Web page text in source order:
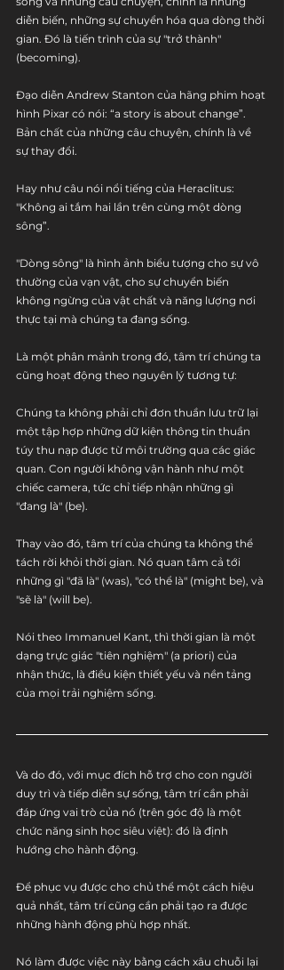
diễn biến, những sự chuyển hóa qua dòng thời
gian. Đó là tiến trình của sự "trở thành"
(becoming).
Đạo diễn Andrew Stanton của hãng phim hoạt
hình Pixar có nói: “a story is about change”.
Bản chất của những câu chuyện, chính là về
sự thay đổi.
Hay như câu nói nổi tiếng của Heraclitus:
"Không ai tắm hai lần trên cùng một dòng
sông”.
"Dòng sông" là hình ảnh biểu tượng cho sự vô
thường của vạn vật, cho sự chuyển biến
không ngừng của vật chất và năng lượng nơi
thực tại mà chúng ta đang sống.
Là một phân mảnh trong đó, tâm trí chúng ta
cũng hoạt động theo nguyên lý tương tự:
Chúng ta không phải chỉ đơn thuần lưu trữ lại
một tập hợp những dữ kiện thông tin thuần
túy thu nạp được từ môi trường qua các giác
quan. Con người không vận hành như một
chiếc camera, tức chỉ tiếp nhận những gì
"đang là" (be).
Thay vào đó, tâm trí của chúng ta không thể
tách rời khỏi thời gian. Nó quan tâm cả tới
những gì "đã là" (was), "có thể là" (might be), và
"sẽ là" (will be).
Nói theo Immanuel Kant, thì thời gian là một
dạng trực giác "tiên nghiệm" (a priori) của
nhận thức, là điều kiện thiết yếu và nền tảng
của mọi trải nghiệm sống.
Và do đó, với mục đích hỗ trợ cho con người
duy trì và tiếp diễn sự sống, tâm trí cần phải
đáp ứng vai trò của nó (trên góc độ là một
chức năng sinh học siêu việt): đó là định
hướng cho hành động.
Để phục vụ được cho chủ thể một cách hiệu
quả nhất, tâm trí cũng cần phải tạo ra được
những hành động phù hợp nhất.
Nó làm được việc này bằng cách xâu chuỗi lại